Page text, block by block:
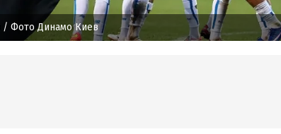
/ Фото Динамо Киев